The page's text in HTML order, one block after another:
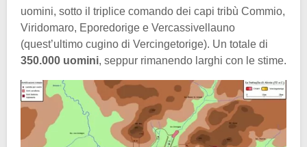
uomini, sotto il triplice comando dei capi tribù Commio,
Viridomaro, Eporedorige e Vercassivellauno
(quest’ultimo cugino di Vercingetorige). Un totale di
350.000 uomini, seppur rimanendo larghi con le stime.